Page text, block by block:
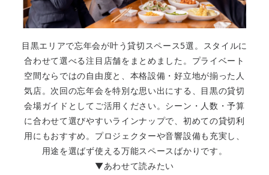
目黒エリアで忘年会が叶う貸切スペース5選。スタイルに
合わせて選べる注目店舗をまとめました。プライベート
空間ならではの自由度と、本格設備・好立地が揃った人
気店。次回の忘年会を特別な思い出にする、目黒の貸切
会場ガイドとしてご活用ください。シーン・人数・予算
に合わせて選びやすいラインナップで、初めての貸切利
用にもおすすめ。プロジェクターや音響設備も充実し、
用途を選ばず使える万能スペースばかりです。
▼あわせて読みたい